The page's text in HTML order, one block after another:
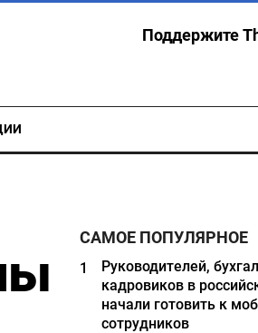
Поддержите
САМОЕ ПОПУЛЯРНОЕ
1
Руководителей,
кадровиков в
начали готовить к
сотрудников